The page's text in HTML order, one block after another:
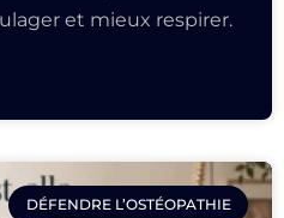
et mieux respirer.
DÉFENDRE L’OSTÉOPATHIE